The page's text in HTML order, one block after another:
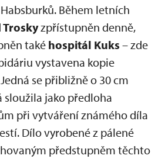
Během letních
Troskyzpřístupněn denně,
také hospitál Kuks – zde
vystavena kopie
se přibližně o 30 cm
sloužila jako předloha
při vytváření známého díla
Dílo vyrobené z pálené
předstupněm těchto